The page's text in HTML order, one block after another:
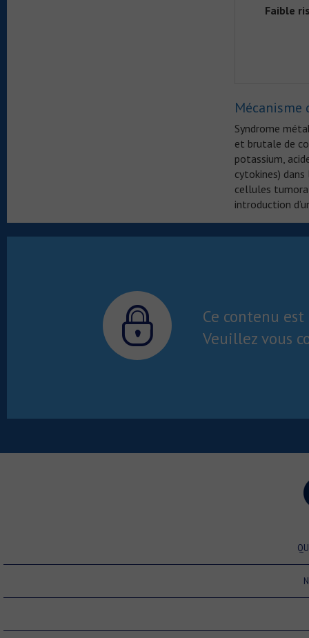
Faible
Mécanisme
Syndrome
et brutale de
potassium,
cytokines)
cellules
introduction
Ce contenu
Veuillez vous